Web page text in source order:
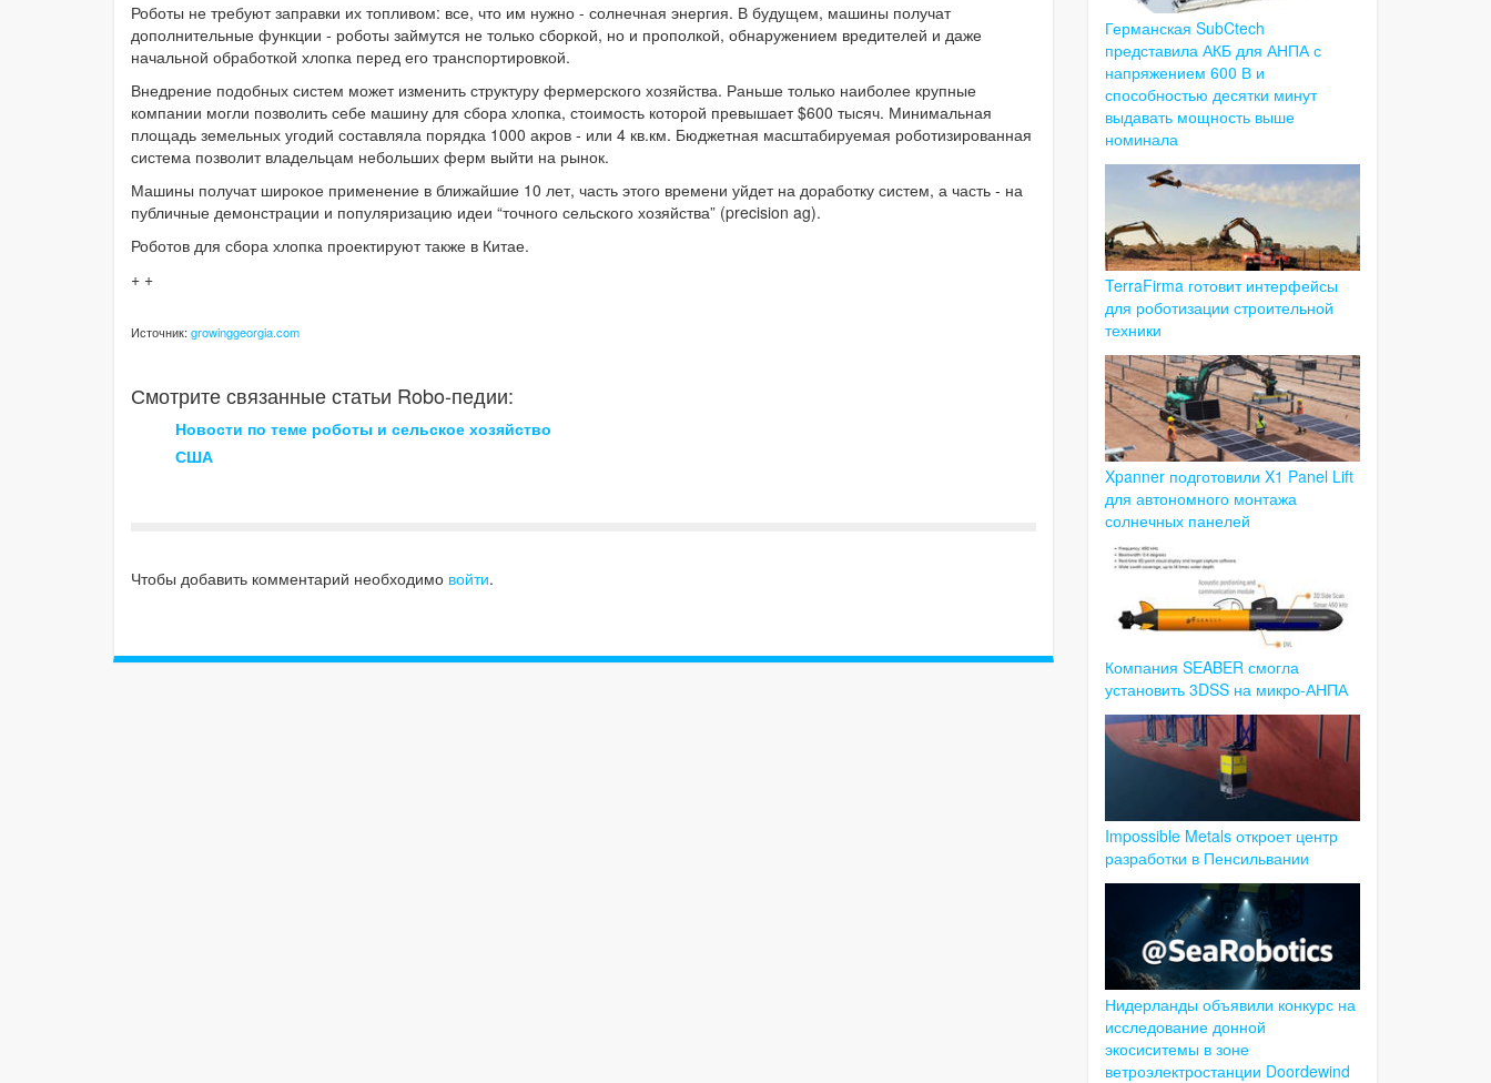
Роботы не требуют заправки их топливом: все, что им нужно - солнечная энергия. В будущем, машины получат
дополнительные функции - роботы займутся не только сборкой, но и прополкой, обнаружением вредителей и даже
начальной обработкой хлопка перед его транспортировкой.
Внедрение подобных систем может изменить структуру фермерского хозяйства. Раньше только наиболее крупные
компании могли позволить себе машину для сбора хлопка, стоимость которой превышает $600 тысяч. Минимальная
площадь земельных угодий составляла порядка 1000 акров - или 4 кв.км. Бюджетная масштабируемая роботизированная
система позволит владельцам небольших ферм выйти на рынок.
Машины получат широкое применение в ближайшие 10 лет, часть этого времени уйдет на доработку систем, а часть - на
публичные демонстрации и популяризацию идеи “точного сельского хозяйства” (precision ag).
Роботов для сбора хлопка проектируют также в Китае.
+ +
Источник:growinggeorgia.com
Смотрите связанные статьи Robo-педии:
Новости по теме роботы и сельское хозяйство
США
Чтобы добавить комментарий необходимо войти.
Германская SubCtech
представила АКБ для АНПА с
напряжением 600 В и
способностью десятки минут
выдавать мощность выше
номинала
TerraFirma готовит интерфейсы
для роботизации строительной
техники
Xpanner подготовили X1 Panel Lift
для автономного монтажа
солнечных панелей
Компания SEABER смогла
установить 3DSS на микро-АНПА
Impossible Metals откроет центр
разработки в Пенсильвании
Нидерланды объявили конкурс на
исследование донной
экосиситемы в зоне
ветроэлектростанции Doordewind